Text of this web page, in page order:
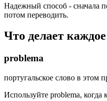
Надежный способ - сначала
потом переводить.
Что делает
problema
португальское слово в этом
Используйте problema, когда